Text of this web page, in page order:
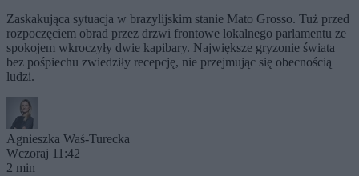
Zaskakująca sytuacja w brazylijskim stanie Mato Grosso. Tuż przed
rozpoczęciem obrad przez drzwi frontowe lokalnego parlamentu ze
spokojem wkroczyły dwie kapibary. Największe gryzonie świata
bez pośpiechu zwiedziły recepcję, nie przejmując się obecnością
ludzi.
Agnieszka Waś-Turecka
Wczoraj 11:42
2 min